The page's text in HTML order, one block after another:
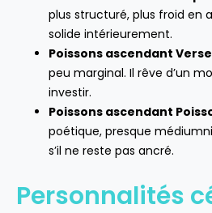
plus structuré, plus froid en
solide intérieurement.
Poissons ascendant
peu marginal. Il rêve d’un
investir.
Poissons ascendant
poétique, presque
s’il ne reste pas ancré.
Personnalités